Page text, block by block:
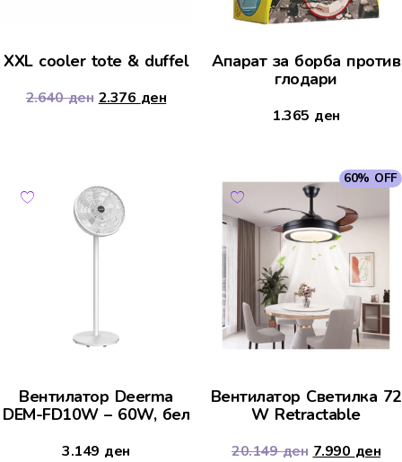
XXL cooler tote & duffel
2.640ден 2.376 ден
Апарат за борба против
глодари
1.365 ден
Вентилатор Deerma
DEM-FD10W – 60W, бел
3.149 ден
60% OFF
Вентилатор Светилка 72
W Retractable
20.149ден 7.990 ден